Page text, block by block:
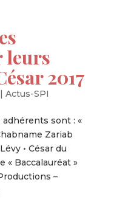
leurs
2017
Actus-SPI
sont : «
Zariab
• César du
« Baccalauréat »
–